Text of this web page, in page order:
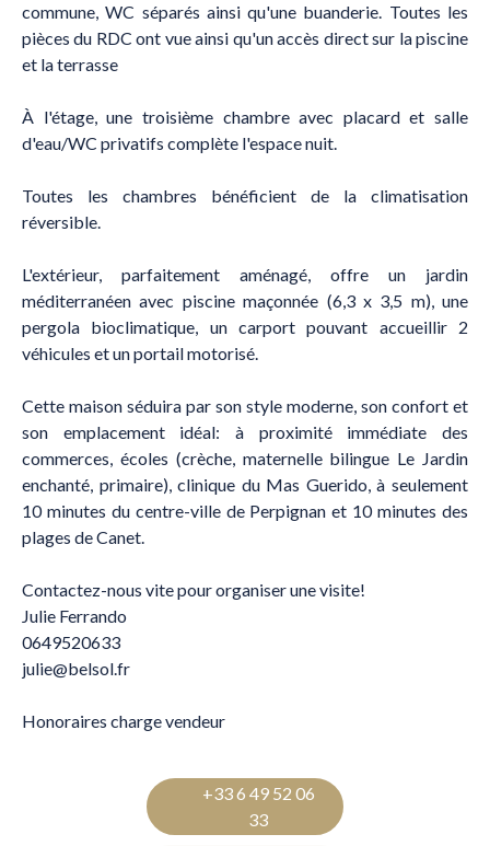
commune, WC séparés ainsi qu'une buanderie. Toutes les
pièces du RDC ont vue ainsi qu'un accès direct sur la piscine
et la terrasse
À l'étage, une troisième chambre avec placard et salle
d'eau/WC privatifs complète l'espace nuit.
Toutes les chambres bénéficient de la climatisation
réversible.
L'extérieur, parfaitement aménagé, offre un jardin
méditerranéen avec piscine maçonnée (6,3 x 3,5 m), une
pergola bioclimatique, un carport pouvant accueillir 2
véhicules et un portail motorisé.
Cette maison séduira par son style moderne, son confort et
son emplacement idéal: à proximité immédiate des
commerces, écoles (crèche, maternelle bilingue Le Jardin
enchanté, primaire), clinique du Mas Guerido, à seulement
10 minutes du centre-ville de Perpignan et 10 minutes des
plages de Canet.
Contactez-nous vite pour organiser une visite!
Julie Ferrando
0649520633
julie@belsol.fr
Honoraires charge vendeur
+33 6 49 52 06
33